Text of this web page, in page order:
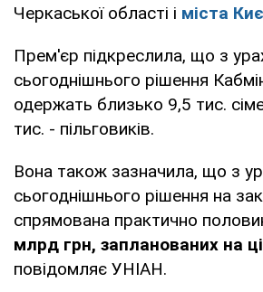
Черкаської області і міста
Прем'єр підкреслила, що з
сьогоднішнього рішення
одержать близько 9,5 тис.
тис. - пільговиків.
Вона також зазначила, що з
сьогоднішнього рішення на
спрямована практично
млрд грн, запланованих на ці
повідомляє УНІАН.